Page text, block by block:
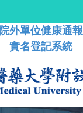
院外單位健康通報
實名登記系統